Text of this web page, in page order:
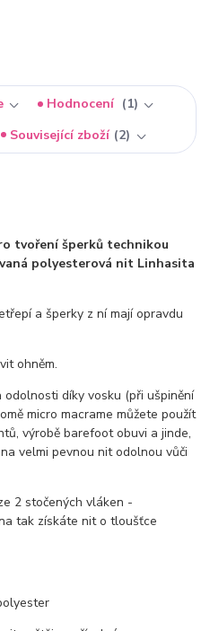
Hodnocení
1
Související zboží 2
tvoření šperků technikou
polyesterová nit Linhasita
a šperky z ní mají opravdu
ohněm.
díky vosku (při ušpinění
micro macrame můžete použít
výrobě barefoot obuvi a jinde,
velmi pevnou nit odolnou vůči
2 stočených vláken -
tak získáte nit o tloušťce